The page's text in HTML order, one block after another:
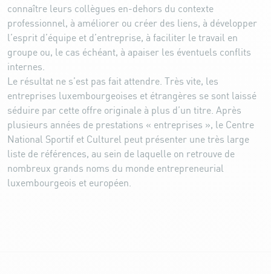
connaître leurs collègues en-dehors du contexte
professionnel, à améliorer ou créer des liens, à développer
l’esprit d’équipe et d’entreprise, à faciliter le travail en
groupe ou, le cas échéant, à apaiser les éventuels conflits
internes.
Le résultat ne s’est pas fait attendre. Très vite, les
entreprises luxembourgeoises et étrangères se sont laissé
séduire par cette offre originale à plus d’un titre. Après
plusieurs années de prestations « entreprises », le Centre
National Sportif et Culturel peut présenter une très large
liste de références, au sein de laquelle on retrouve de
nombreux grands noms du monde entrepreneurial
luxembourgeois et européen.